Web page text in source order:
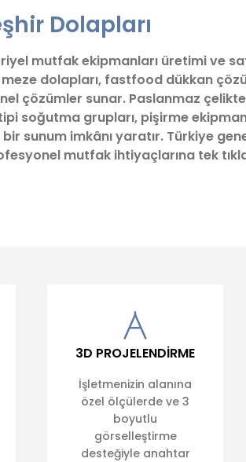
Dolapları
mutfak ekipmanları üretimi ve
dolapları, fastfood dükkan
çözümler sunar. Paslanmaz
soğutma grupları, pişirme
sunum imkânı yaratır. Türkiye
mutfak ihtiyaçlarına tek
3D PROJELENDİRME
İşletmenizin alanına
özel ölçülerde ve 3
boyutlu
görselleştirme
desteğiyle anahtar